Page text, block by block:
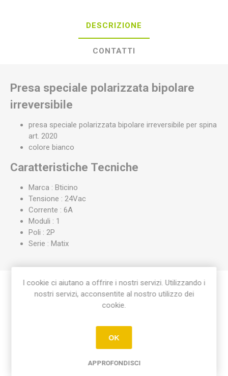
DESCRIZIONE
CONTATTI
Presa speciale polarizzata bipolare
irreversibile
presa speciale polarizzata bipolare irreversibile per spina
art. 2020
colore bianco
Caratteristiche Tecniche
Marca : Bticino
Tensione : 24Vac
Corrente : 6A
Moduli : 1
Poli : 2P
Serie : Matix
Etichetta del prodotto
presa speciale polarizzata bipolare irreversibile
I cookie ci aiutano a offrire i nostri servizi. Utilizzando i
nostri servizi, acconsentite al nostro utilizzo dei
cookie.
OK
APPROFONDISCI